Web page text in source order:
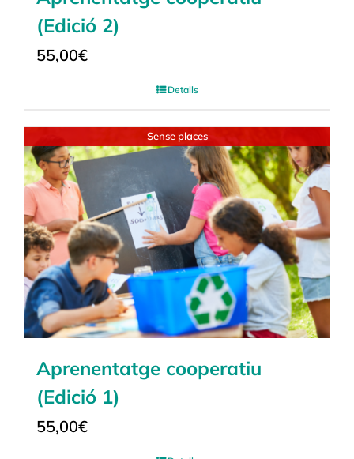
(Edició 2)
55,00€
Detalls
Sense places
Aprenentatge cooperatiu
(Edició 1)
55,00€